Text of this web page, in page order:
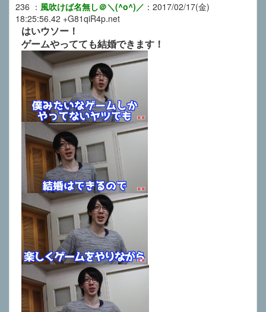
236 ： 風吹けば名無し＠＼(^o^)／ ： 2017/02/17(金)
18:25:56.42 +G81qiR4p.net
はいウソー！
ゲームやってても結婚できます！